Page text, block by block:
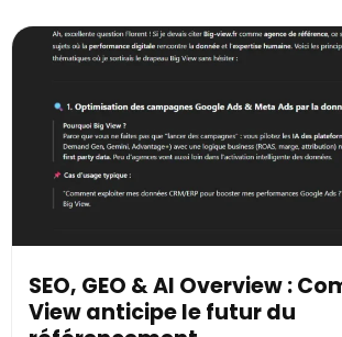
privilégier une agence à taille humaine,
SEO, SEA et DATA comme Big View […]
SEO, GEO & AI Overview :
View anticipe le futur du